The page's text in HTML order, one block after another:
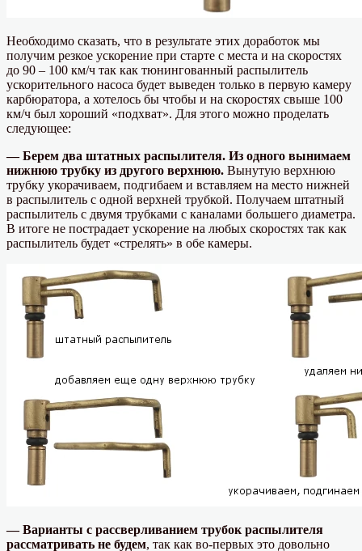
Необходимо сказать, что в результате этих доработок мы
получим резкое ускорение при старте с места и на скоростях
до 90 – 100 км/ч так как тюнингованный распылитель
ускорительного насоса будет выведен только в первую камеру
карбюратора, а хотелось бы чтобы и на скоростях свыше 100
км/ч был хороший «подхват». Для этого можно проделать
следующее:
— Берем два штатных распылителя. Из одного вынимаем
нижнюю трубку из другого верхнюю. Вынутую верхнюю
трубку укорачиваем, подгибаем и вставляем на место нижней
в распылитель с одной верхней трубкой. Получаем штатный
распылитель с двумя трубками с каналами большего диаметра.
В итоге не пострадает ускорение на любых скоростях так как
распылитель будет «стрелять» в обе камеры.
— Варианты с рассверливанием трубок распылителя
рассматривать не будем, так как во-первых это довольно